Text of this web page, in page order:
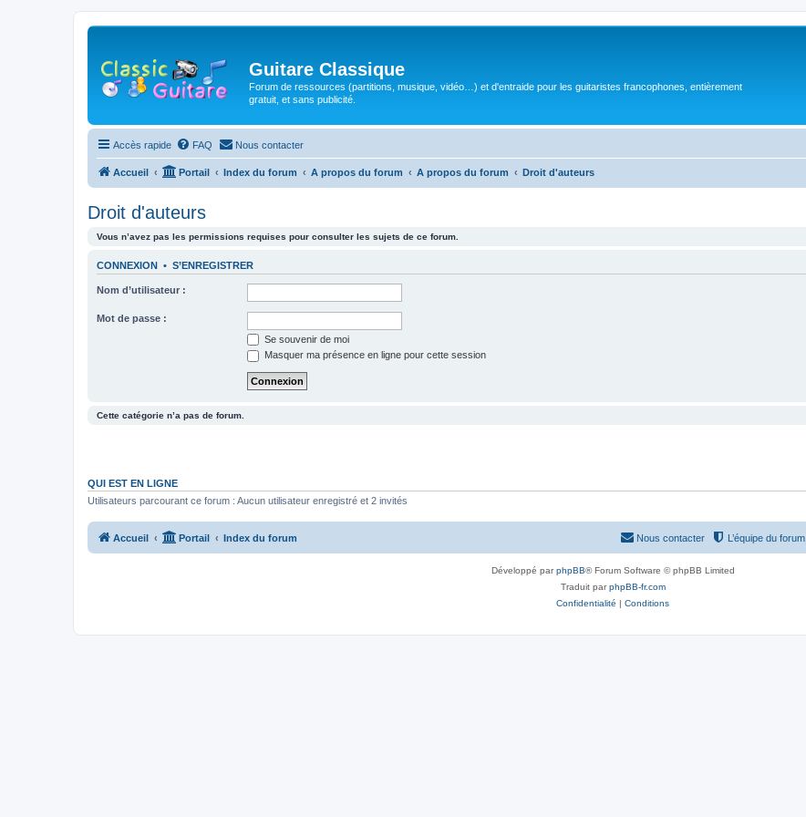
Guitare Classique
Forum de ressources (partitions, musique, vidéo…) et d'entraide pour les guitaristes francophones, entièrement
gratuit, et sans publicité.
Accès rapide FAQ Nous contacter
Accueil Portail Index du forum A propos du forum A propos du forum Droit d'auteurs
Droit d'auteurs
Vous n’avez pas les permissions requises pour consulter les sujets de ce forum.
CONNEXION • S’ENREGISTRER
Nom d’utilisateur :
Mot de passe :
Se souvenir de moi
Masquer ma présence en ligne pour cette session
Cette catégorie n’a pas de forum.
QUI EST EN LIGNE
Utilisateurs parcourant ce forum : Aucun utilisateur enregistré et 2 invités
Accueil Portail Index du forum L’équipe du forum
Nous contacter
Développé parphpBB® Forum Software © phpBB Limited
Traduit parphpBB-fr.com
Confidentialité | Conditions